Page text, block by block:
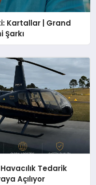
Kartallar | Grand
Şarkı
Tedarik
Açılıyor